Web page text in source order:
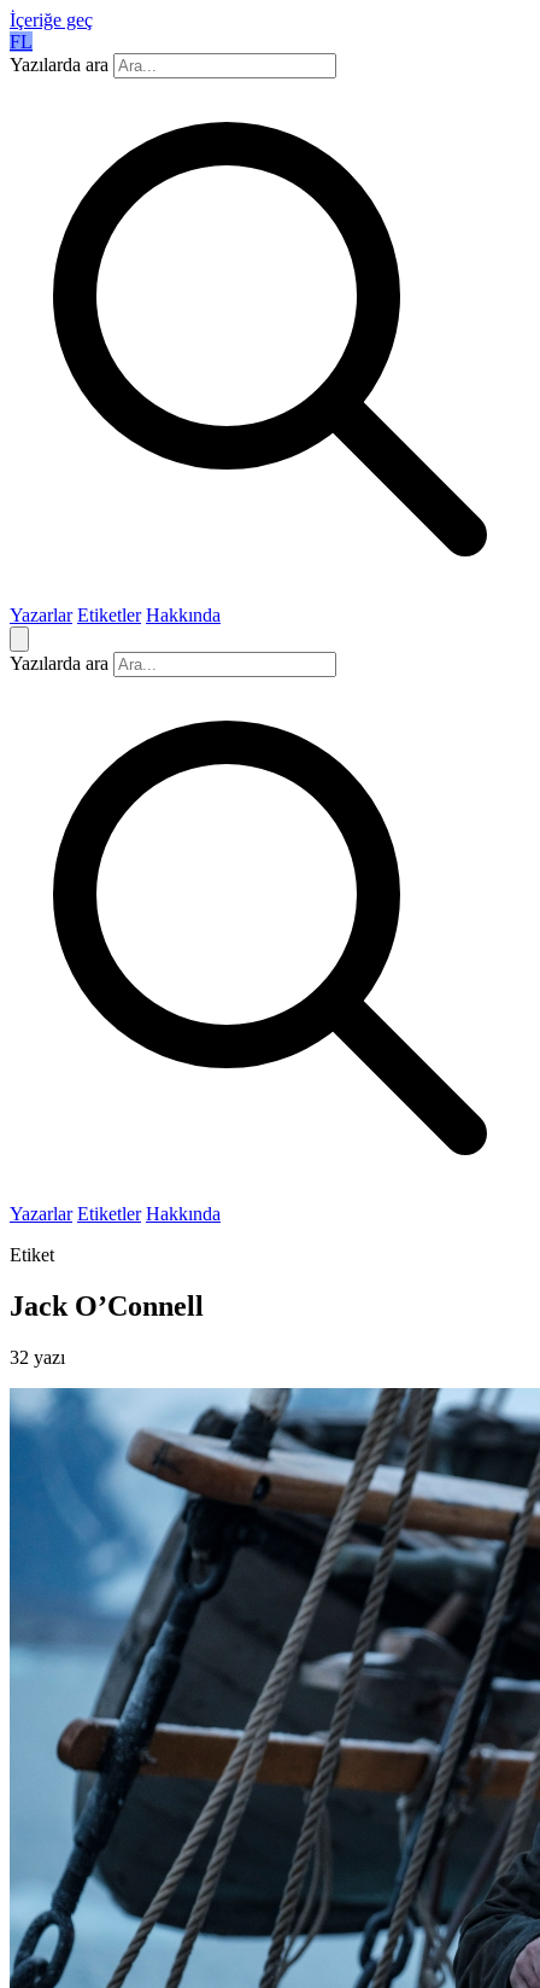
İçeriğe geç
FL
Yazılarda ara
Yazarlar Etiketler Hakkında
Yazılarda ara
Yazarlar Etiketler Hakkında
Etiket
Jack O’Connell
32 yazı